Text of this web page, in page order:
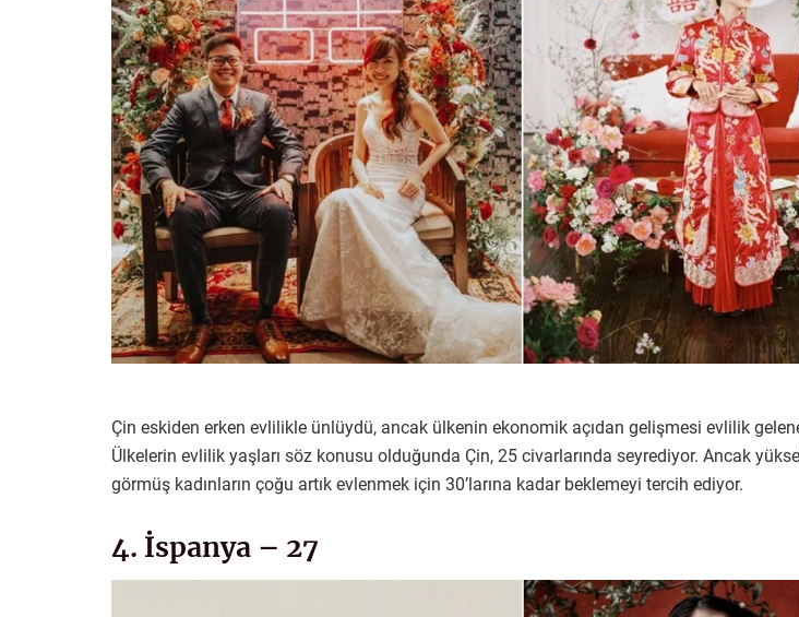
Çin eskiden erken evlilikle ünlüydü, ancak ülkenin ekonomik açıdan gelişmesi evlilik
Ülkelerin evlilik yaşları söz konusu olduğunda Çin, 25 civarlarında seyrediyor. Ancak
görmüş kadınların çoğu artık evlenmek için 30’larına kadar beklemeyi tercih ediyor.
4. İspanya – 27